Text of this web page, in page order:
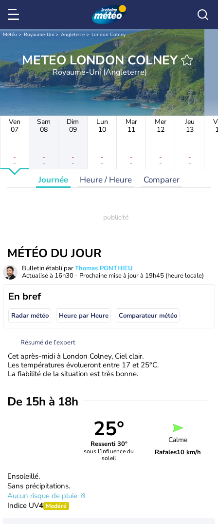
Météo Royaume-Uni Angleterre London Colney
METEO LONDON COLNEY
Royaume-Uni (Angleterre)
Ven
07
-
-
Sam
08
-
-
Dim
09
-
-
Lun
10
-
-
Mar
11
-
-
Mer
12
-
-
Jeu
13
-
-
Journée Heure / Heure Comparer
MÉTÉO DU JOUR
Bulletin établi parThomas PONTHIEU
Actualisé à 16h30 - Prochaine mise à jour à 19h45 (heure locale)
En bref
Radar météo Heure par Heure Comparateur météo
Résumé de l’expert
Cet après-midi à London Colney, Ciel clair.
Les températures évolueront entre 17 et 25°C.
La fiabilité de la situation est très bonne.
De 15h à 18h
25°
Ressenti 30°
sous l’influence du
soleil
Calme
Rafales10 km/h
Ensoleillé.
Sans précipitations.
Aucun risque de pluie
Indice UV4 Modéré